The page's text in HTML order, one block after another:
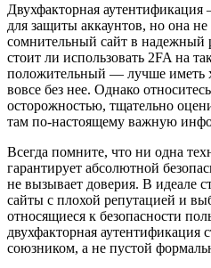
Двухфакторная
для защиты аккаунтов, но она не
сомнительный сайт в надежный
стоит ли использовать 2FA на
положительный — лучше иметь
вовсе без нее. Однако
осторожностью, тщательно
там по-настоящему важную
Всегда помните, что ни одна
гарантирует абсолютной
не вызывает доверия. В идеале
сайты с плохой репутацией и
относящиеся к безопасности
двухфакторная
союзником, а не пустой